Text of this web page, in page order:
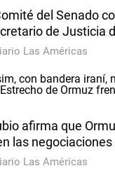
del Senado
de Justicia
Las Américas
afirma que
las
Las Américas